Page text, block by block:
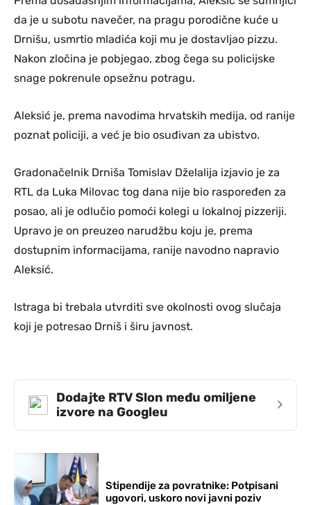
da je u subotu navečer, na pragu porodične kuće u
Drnišu, usmrtio mladića koji mu je dostavljao pizzu.
Nakon zločina je pobjegao, zbog čega su policijske
snage pokrenule opsežnu potragu.
Aleksić je, prema navodima hrvatskih medija, od ranije
poznat policiji, a već je bio osuđivan za ubistvo.
Gradonačelnik Drniša Tomislav Dželalija izjavio je za
RTL da Luka Milovac tog dana nije bio raspoređen za
posao, ali je odlučio pomoći kolegi u lokalnoj pizzeriji.
Upravo je on preuzeo narudžbu koju je, prema
dostupnim informacijama, ranije navodno napravio
Aleksić.
Istraga bi trebala utvrditi sve okolnosti ovog slučaja
koji je potresao Drniš i širu javnost.
Dodajte RTV Slon među omiljene
izvore na Googleu
›
Stipendije za povratnike: Potpisani
ugovori, uskoro novi javni poziv